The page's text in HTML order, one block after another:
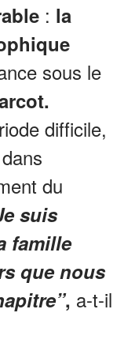
: la
sous le
difficile,
du
suis
famille
que nous
, a-t-il